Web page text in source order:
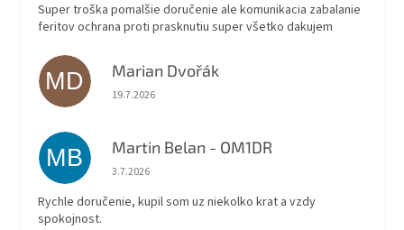
Super troška pomalšie doručenie ale komunikacia zabalanie
feritov ochrana proti prasknutiu super všetko dakujem
MD Marian Dvořák
Hodnotenie obchodu je 5 z 5 hviezdičiek.
19.7.2026
MB Martin Belan - OM1DR
Hodnotenie obchodu je 5 z 5 hviezdičiek.
3.7.2026
Rychle doručenie, kupil som uz niekolko krat a vzdy
spokojnost.